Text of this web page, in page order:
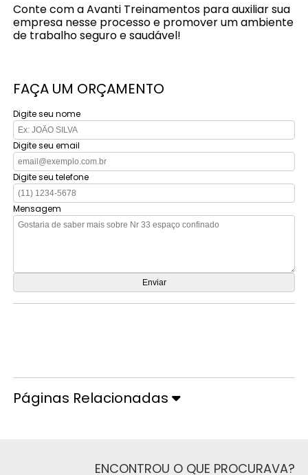
Conte com a Avanti Treinamentos para auxiliar sua
empresa nesse processo e promover um ambiente
de trabalho seguro e saudável!
FAÇA UM ORÇAMENTO
Digite seu nome
Digite seu email
Digite seu telefone
Mensagem
Páginas Relacionadas
ENCONTROU O QUE PROCURAVA?